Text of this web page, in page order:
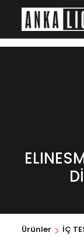
Ürünler İÇ